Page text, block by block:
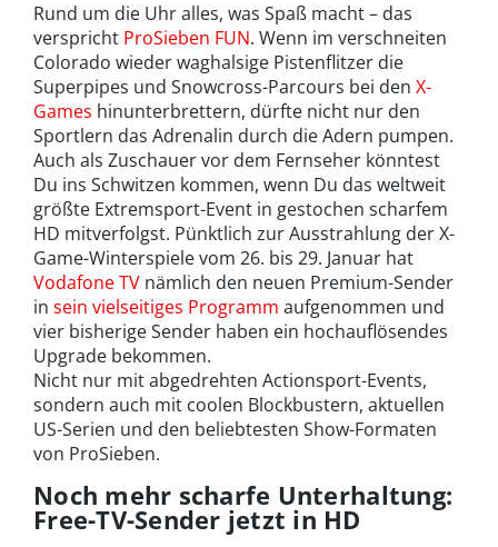
Rund um die Uhr alles, was Spaß macht – das
verspricht ProSieben FUN. Wenn im verschneiten
Colorado wieder waghalsige Pistenflitzer die
Superpipes und Snowcross-Parcours bei den X-
Games hinunterbrettern, dürfte nicht nur den
Sportlern das Adrenalin durch die Adern pumpen.
Auch als Zuschauer vor dem Fernseher könntest
Du ins Schwitzen kommen, wenn Du das weltweit
größte Extremsport-Event in gestochen scharfem
HD mitverfolgst. Pünktlich zur Ausstrahlung der X-
Game-Winterspiele vom 26. bis 29. Januar hat
Vodafone TV nämlich den neuen Premium-Sender
in sein vielseitiges Programm aufgenommen und
vier bisherige Sender haben ein hochauflösendes
Upgrade bekommen.
Nicht nur mit abgedrehten Actionsport-Events,
sondern auch mit coolen Blockbustern, aktuellen
US-Serien und den beliebtesten Show-Formaten
von ProSieben.
Noch mehr scharfe Unterhaltung:
Free-TV-Sender jetzt in HD